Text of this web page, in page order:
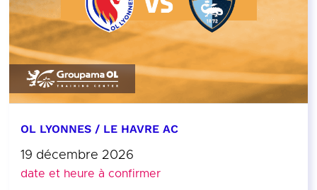
OL LYONNES / LE HAVRE AC
19 décembre 2026
date et heure à confirmer